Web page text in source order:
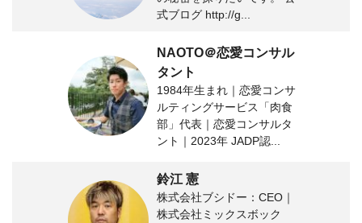
式ブログ http://g...
NAOTO＠恋愛コンサル
タント
1984年生まれ｜恋愛コンサ
ルティングサービス「肉食
部」代表｜恋愛コンサルタ
ント｜2023年 JADP認...
鈴江 憲
株式会社ブシドー：CEO｜
株式会社ミックスボック